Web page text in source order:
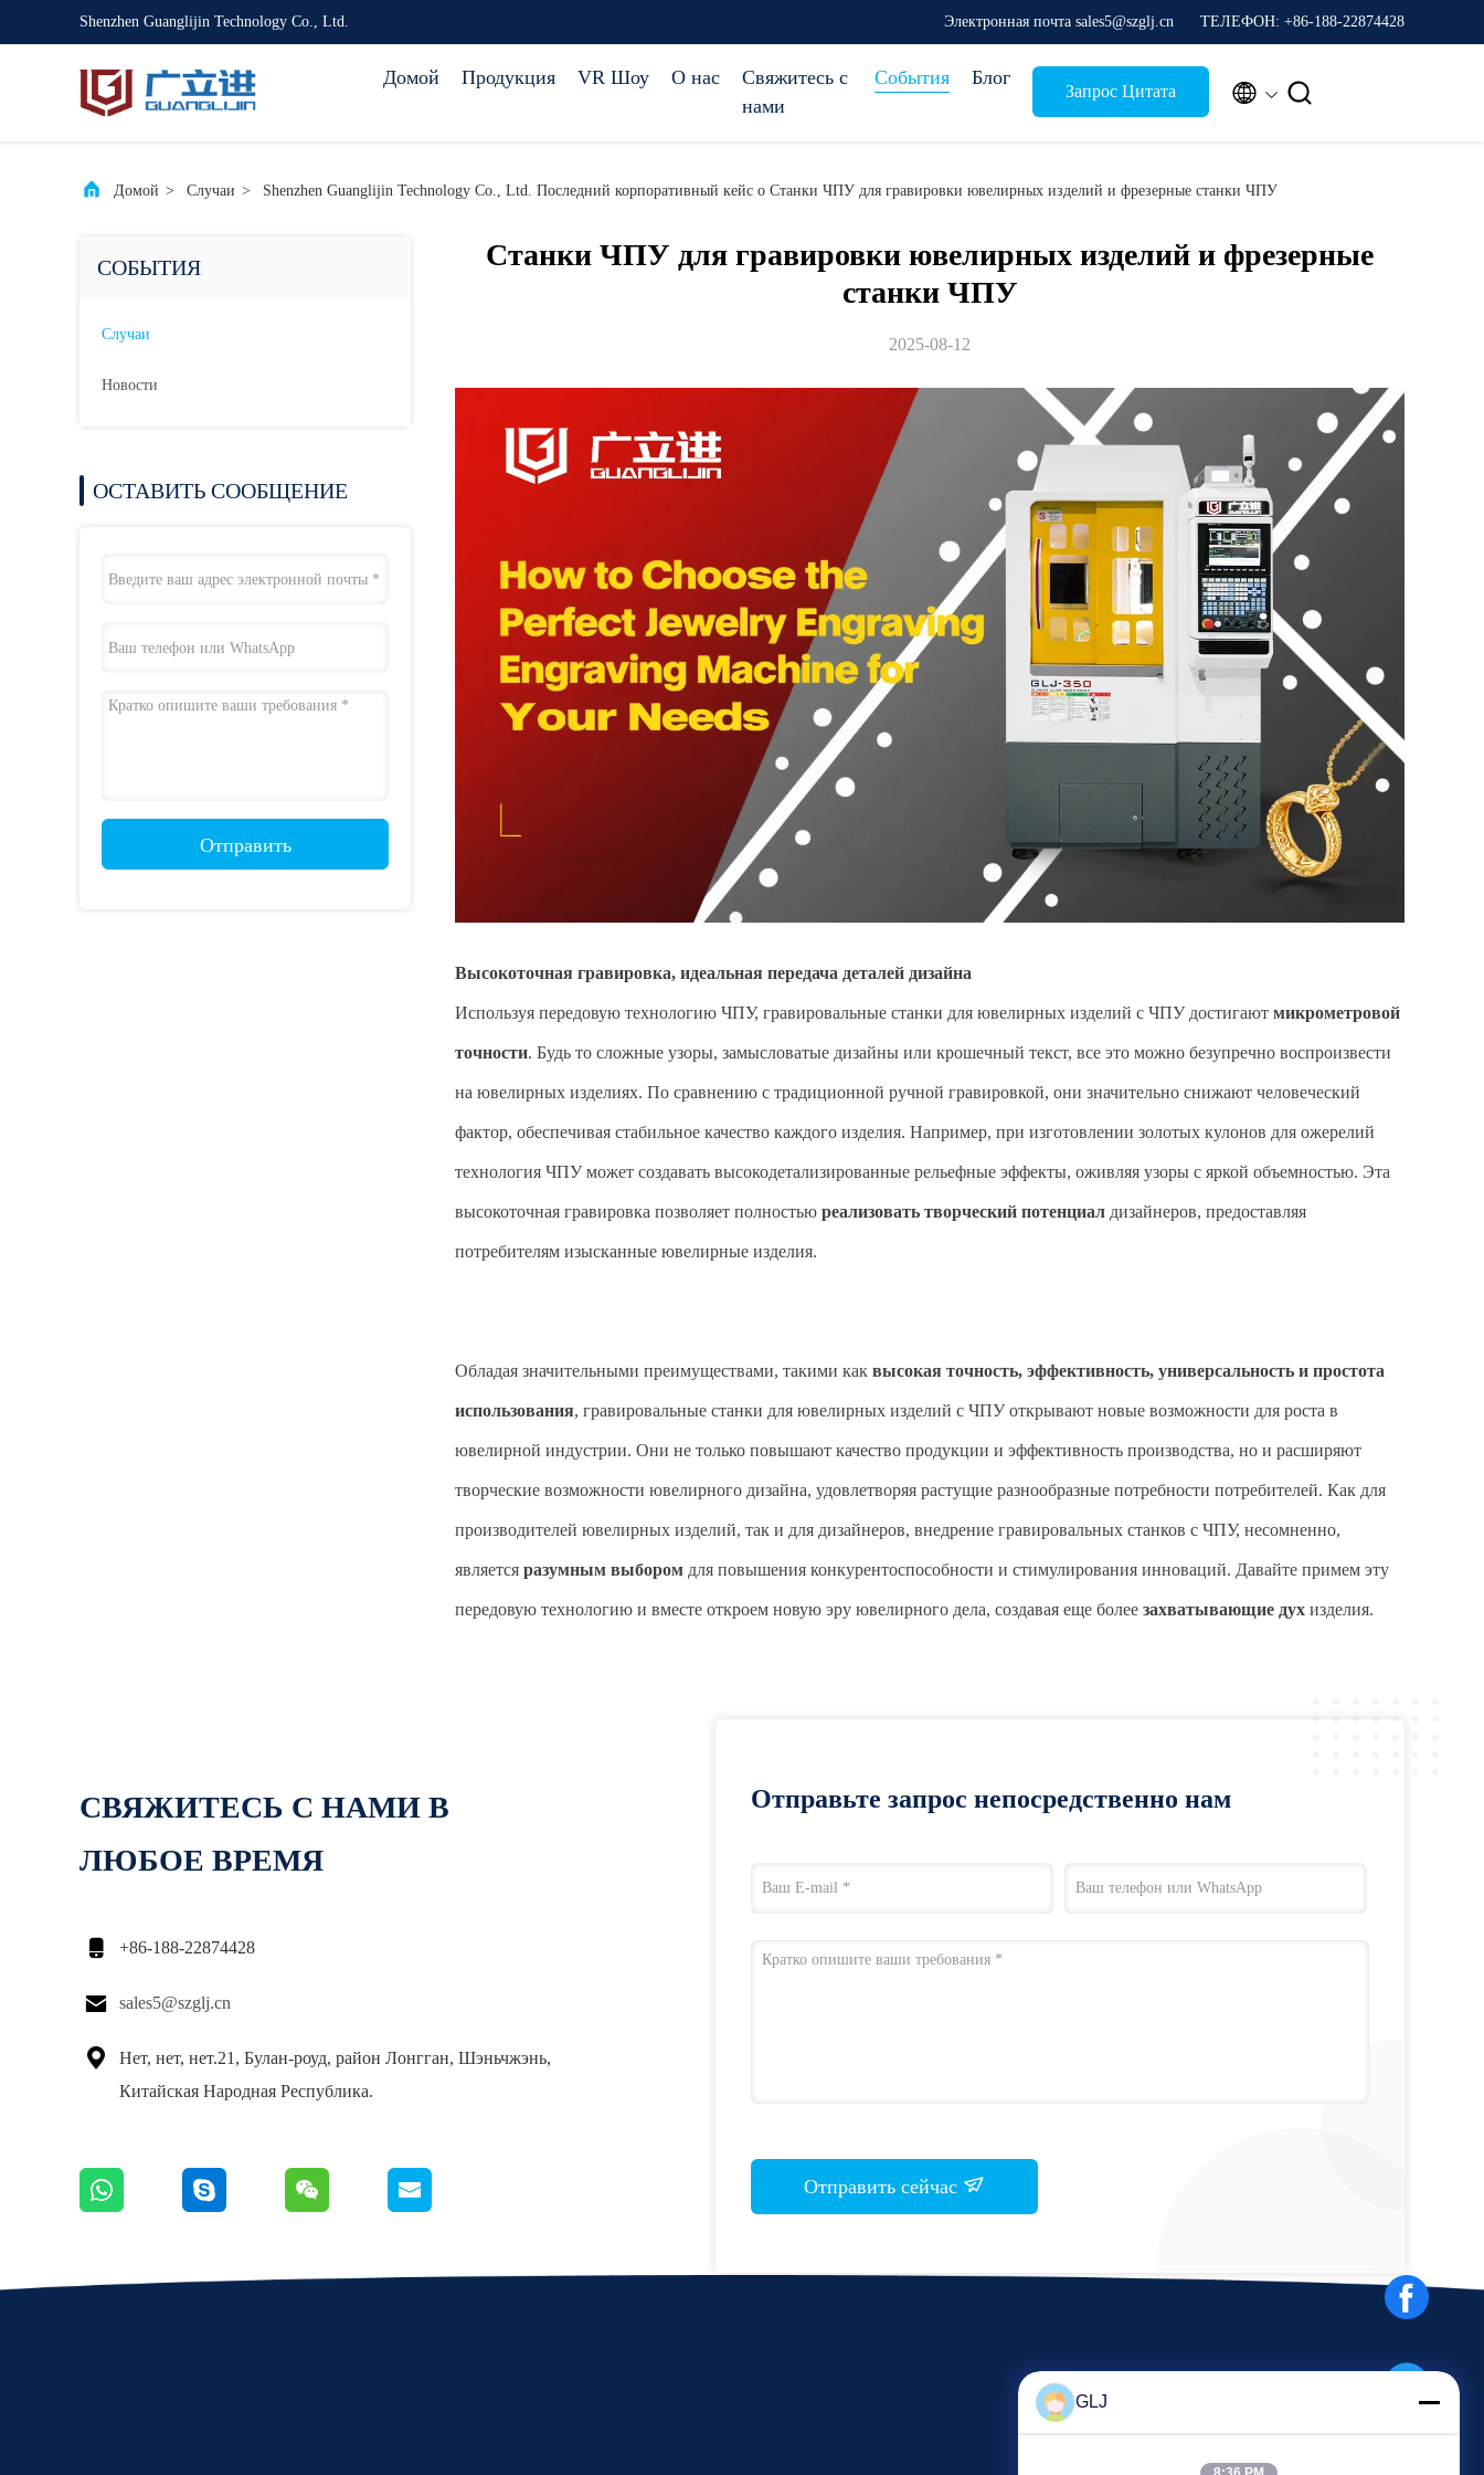
Shenzhen Guanglijin Technology Co., Ltd. Электронная почта sales5@szglj.cn ТЕЛЕФОН: +86-188-22874428
Домой Продукция VR Шоу О нас
Свяжитесь с
нами
События Блог
Запрос Цитата  
Домой > Случаи > Shenzhen Guanglijin Technology Co., Ltd. Последний корпоративный кейс о Станки ЧПУ для гравировки ювелирных изделий и фрезерные станки ЧПУ
СОБЫТИЯ
Случаи
Новости
ОСТАВИТЬ СООБЩЕНИЕ
Отправить
Станки ЧПУ для гравировки ювелирных изделий и фрезерные
станки ЧПУ
2025-08-12
Высокоточная гравировка, идеальная передача деталей дизайна
Используя передовую технологию ЧПУ, гравировальные станки для ювелирных изделий с ЧПУ достигают микрометровой
точности. Будь то сложные узоры, замысловатые дизайны или крошечный текст, все это можно безупречно воспроизвести
на ювелирных изделиях. По сравнению с традиционной ручной гравировкой, они значительно снижают человеческий
фактор, обеспечивая стабильное качество каждого изделия. Например, при изготовлении золотых кулонов для ожерелий
технология ЧПУ может создавать высокодетализированные рельефные эффекты, оживляя узоры с яркой объемностью. Эта
высокоточная гравировка позволяет полностью реализовать творческий потенциал дизайнеров, предоставляя
потребителям изысканные ювелирные изделия.
Обладая значительными преимуществами, такими как высокая точность, эффективность, универсальность и простота
использования, гравировальные станки для ювелирных изделий с ЧПУ открывают новые возможности для роста в
ювелирной индустрии. Они не только повышают качество продукции и эффективность производства, но и расширяют
творческие возможности ювелирного дизайна, удовлетворяя растущие разнообразные потребности потребителей. Как для
производителей ювелирных изделий, так и для дизайнеров, внедрение гравировальных станков с ЧПУ, несомненно,
является разумным выбором для повышения конкурентоспособности и стимулирования инноваций. Давайте примем эту
передовую технологию и вместе откроем новую эру ювелирного дела, создавая еще более захватывающие дух изделия.
СВЯЖИТЕСЬ С НАМИ В
ЛЮБОЕ ВРЕМЯ
 +86-188-22874428
 sales5@szglj.cn

Нет, нет, нет.21, Булан-роуд, район Лонгган, Шэньчжэнь,
Китайская Народная Республика.
Отправьте запрос непосредственно нам
Отправить сейчас
GLJ